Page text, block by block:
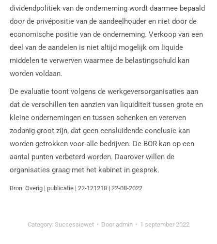
dividendpolitiek van de onderneming wordt daarmee bepaald
door de privépositie van de aandeelhouder en niet door de
economische positie van de onderneming. Verkoop van een
deel van de aandelen is niet altijd mogelijk om liquide
middelen te verwerven waarmee de belastingschuld kan
worden voldaan.
De evaluatie toont volgens de werkgeversorganisaties aan
dat de verschillen ten aanzien van liquiditeit tussen grote en
kleine ondernemingen en tussen schenken en vererven
zodanig groot zijn, dat geen eensluidende conclusie kan
worden getrokken voor alle bedrijven. De BOR kan op een
aantal punten verbeterd worden. Daarover willen de
organisaties graag met het kabinet in gesprek.
Bron: Overig | publicatie | 22-121218 | 22-08-2022
Category: Successiewet Door admin 1 september 2022